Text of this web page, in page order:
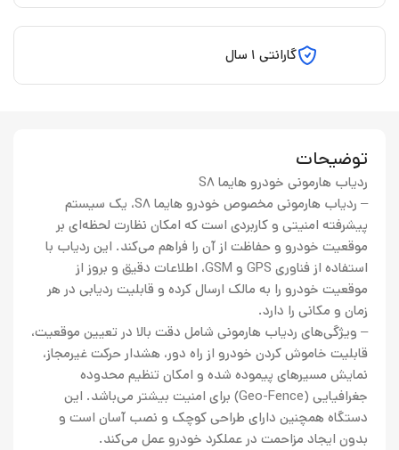
گارانتی 1 سال
توضیحات
ردیاب هارمونی خودرو هایما S8
– ردیاب هارمونی مخصوص خودرو هایما S8، یک سیستم
پیشرفته امنیتی و کاربردی است که امکان نظارت لحظه‌ای بر
موقعیت خودرو و حفاظت از آن را فراهم می‌کند. این ردیاب با
استفاده از فناوری GPS و GSM، اطلاعات دقیق و بروز از
موقعیت خودرو را به مالک ارسال کرده و قابلیت ردیابی در هر
زمان و مکانی را دارد.
– ویژگی‌های ردیاب هارمونی شامل دقت بالا در تعیین موقعیت،
قابلیت خاموش کردن خودرو از راه دور، هشدار حرکت غیرمجاز،
نمایش مسیرهای پیموده شده و امکان تنظیم محدوده
جغرافیایی (Geo-Fence) برای امنیت بیشتر می‌باشد. این
دستگاه همچنین دارای طراحی کوچک و نصب آسان است و
بدون ایجاد مزاحمت در عملکرد خودرو عمل می‌کند.